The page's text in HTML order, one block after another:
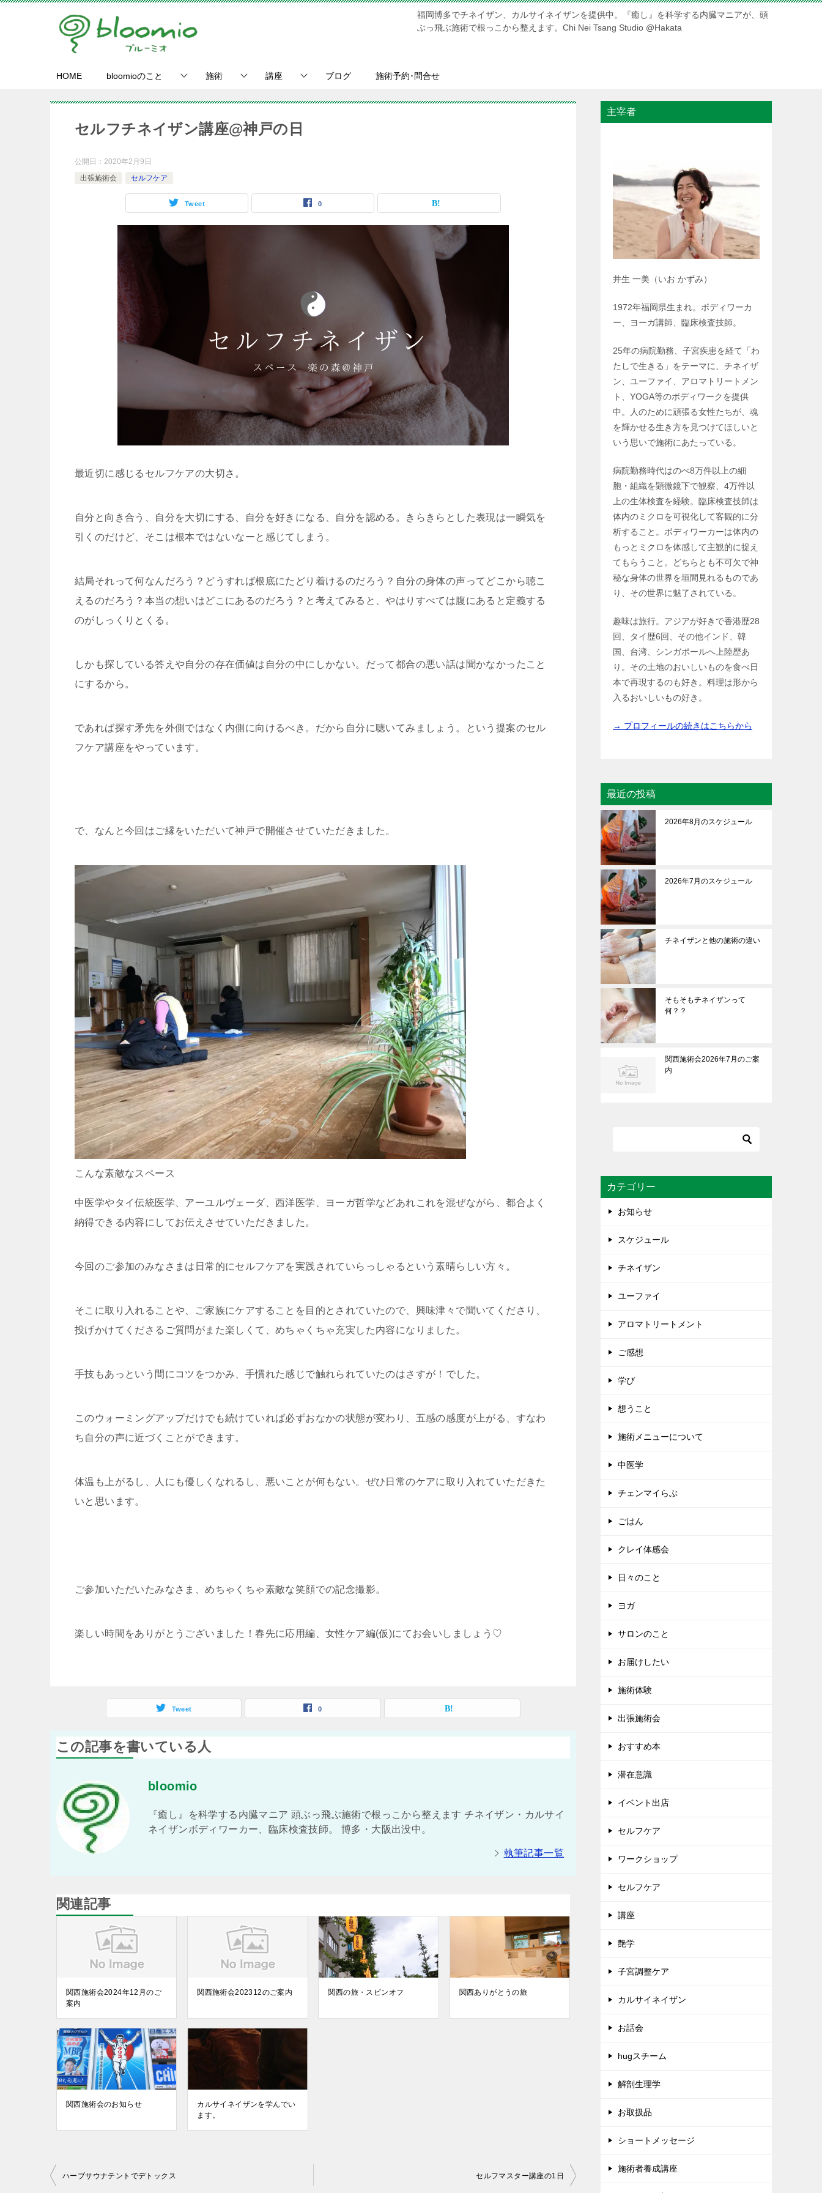
福岡博多でチネイザン、カルサイネイザンを提供中。『癒し』を科学する内臓マニアが、頭
ぶっ飛ぶ施術で根っこから整えます。Chi Nei Tsang Studio @Hakata
HOME bloomioのこと 施術 講座 ブログ 施術予約･問合せ
セルフチネイザン講座@神戸の日
公開日： 2020年2月9日
出張施術会
セルフケア
Tweet 0
最近切に感じるセルフケアの大切さ。
自分と向き合う、自分を大切にする、自分を好きになる、自分を認める。きらきらとした表現は一瞬気を
引くのだけど、そこは根本ではないなーと感じてしまう。
結局それって何なんだろう？どうすれば根底にたどり着けるのだろう？自分の身体の声ってどこから聴こ
えるのだろう？本当の想いはどこにあるのだろう？と考えてみると、やはりすべては腹にあると定義する
のがしっくりとくる。
しかも探している答えや自分の存在価値は自分の中にしかない。だって都合の悪い話は聞かなかったこと
にするから。
であれば探す矛先を外側ではなく内側に向けるべき。だから自分に聴いてみましょう。という提案のセル
フケア講座をやっています。
で、なんと今回はご縁をいただいて神戸で開催させていただきました。
こんな素敵なスペース
中医学やタイ伝統医学、アーユルヴェーダ、西洋医学、ヨーガ哲学などあれこれを混ぜながら、都合よく
納得できる内容にしてお伝えさせていただきました。
今回のご参加のみなさまは日常的にセルフケアを実践されていらっしゃるという素晴らしい方々。
そこに取り入れることや、ご家族にケアすることを目的とされていたので、興味津々で聞いてくださり、
投げかけてくださるご質問がまた楽しくて、めちゃくちゃ充実した内容になりました。
手技もあっという間にコツをつかみ、手慣れた感じで触れられていたのはさすが！でした。
このウォーミングアップだけでも続けていれば必ずおなかの状態が変わり、五感の感度が上がる、すなわ
ち自分の声に近づくことができます。
体温も上がるし、人にも優しくなれるし、悪いことが何もない。ぜひ日常のケアに取り入れていただきた
いと思います。
ご参加いただいたみなさま、めちゃくちゃ素敵な笑顔での記念撮影。
楽しい時間をありがとうございました！春先に応用編、女性ケア編(仮)にてお会いしましょう♡
Tweet 0
この記事を書いている人
bloomio
『癒し』を科学する内臓マニア 頭ぶっ飛ぶ施術で根っこから整えます チネイザン・カルサイ
ネイザンボディワーカー、臨床検査技師。 博多・大阪出没中。
執筆記事一覧
関連記事
関西施術会2024年12月のご
案内
関西施術会202312のご案内 関西の旅・スピンオフ 関西ありがとうの旅
関西施術会のお知らせ
カルサイネイザンを学んでい
ます。
投ハーブサウナテントでデトックス セルフマスター講座の1日
主宰者
井生 一美（いお かずみ）
1972年福岡県生まれ。ボディワーカ
ー、ヨーガ講師、臨床検査技師。
25年の病院勤務、子宮疾患を経て「わ
たしで生きる」をテーマに、チネイザ
ン、ユーファイ、アロマトリートメン
ト、YOGA等のボディワークを提供
中。人のために頑張る女性たちが、魂
を輝かせる生き方を見つけてほしいと
いう思いで施術にあたっている。
病院勤務時代はのべ8万件以上の細
胞・組織を顕微鏡下で観察、4万件以
上の生体検査を経験。臨床検査技師は
体内のミクロを可視化して客観的に分
析すること。ボディワーカーは体内の
もっとミクロを体感して主観的に捉え
てもらうこと。どちらとも不可欠で神
秘な身体の世界を垣間見れるものであ
り、その世界に魅了されている。
趣味は旅行。アジアが好きで香港歴28
回、タイ歴6回、その他インド、韓
国、台湾、シンガポールへ上陸歴あ
り。その土地のおいしいものを食べ日
本で再現するのも好き。料理は形から
入るおいしいもの好き。
→ プロフィールの続きはこちらから
最近の投稿
2026年8月のスケジュール
2026年7月のスケジュール
チネイザンと他の施術の違い
そもそもチネイザンって
何？？
関西施術会2026年7月のご案
内
カテゴリー
お知らせ
スケジュール
チネイザン
ユーファイ
アロマトリートメント
ご感想
学び
想うこと
施術メニューについて
中医学
チェンマイらぶ
ごはん
クレイ体感会
日々のこと
ヨガ
サロンのこと
お届けしたい
施術体験
出張施術会
おすすめ本
潜在意識
イベント出店
セルフケア
ワークショップ
セルフケア
講座
艶学
子宮調整ケア
カルサイネイザン
お話会
hugスチーム
解剖生理学
お取扱品
ショートメッセージ
施術者養成講座